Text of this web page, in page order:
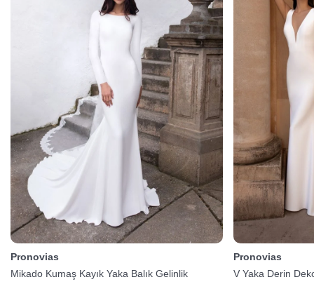
Pronovias
Mikado Kumaş Kayık Yaka Balık Gelinlik
Pronovias
V Yaka Derin